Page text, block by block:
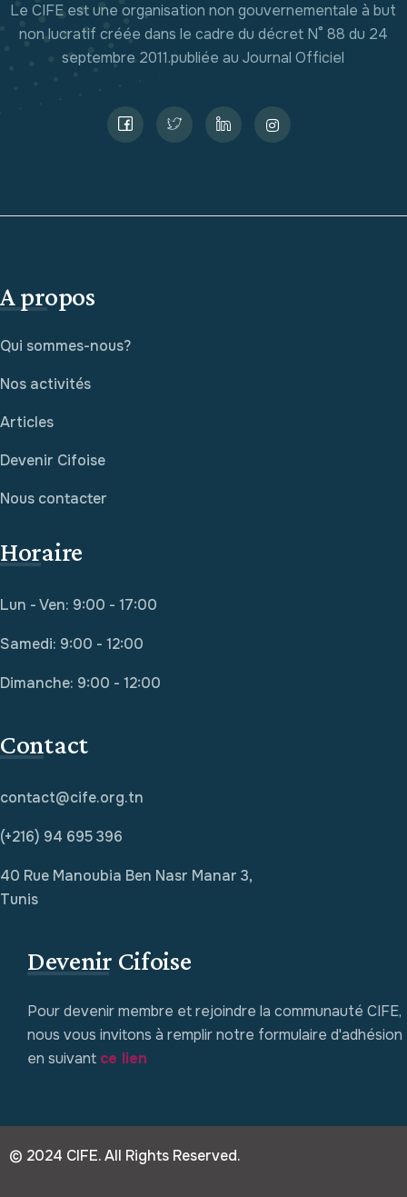
Le CIFE est une organisation non gouvernementale à but
non lucratif créée dans le cadre du décret N° 88 du 24
septembre 2011.publiée au Journal Officiel
A propos
Qui sommes-nous?
Nos activités
Articles
Devenir Cifoise
Nous contacter
Horaire
Lun - Ven: 9:00 - 17:00
Samedi: 9:00 - 12:00
Dimanche: 9:00 - 12:00
Contact
contact@cife.org.tn
(+216) 94 695 396
40 Rue Manoubia Ben Nasr Manar 3,
Tunis
Devenir Cifoise
Pour devenir membre et rejoindre la communauté CIFE,
nous vous invitons à remplir notre formulaire d'adhésion
en suivant ce lien
© 2024 CIFE. All Rights Reserved.